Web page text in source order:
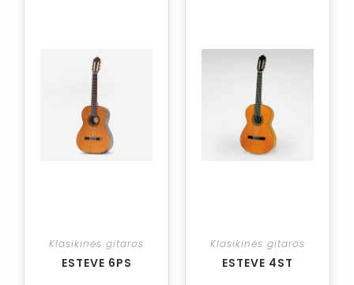
Klasikinės gitaros
ESTEVE 6PS
Klasikinės gitaros
ESTEVE 4ST